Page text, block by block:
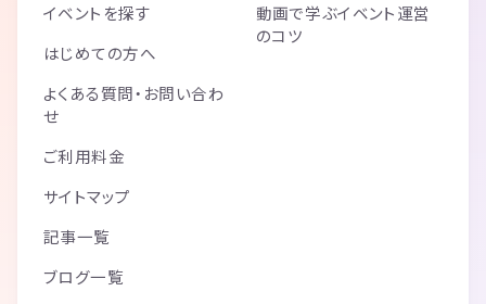
イベントを探す
はじめての方へ
よくある質問・お問い合わ
せ
ご利用料金
サイトマップ
記事一覧
ブログ一覧
動画で学ぶイベント運営
のコツ